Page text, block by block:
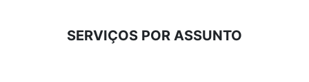
SERVIÇOS POR ASSUNTO